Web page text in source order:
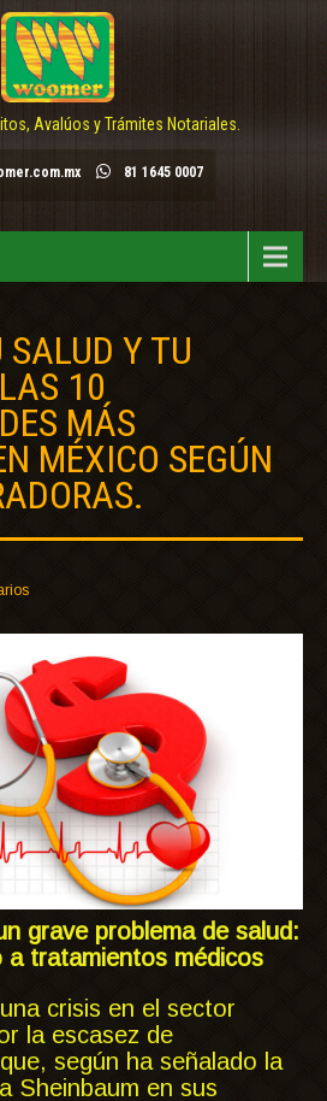
Avalúos y Trámites Notariales.
81 1645 0007
SALUD Y TU
10
MÁS
MÉXICO SEGÚN
grave problema de salud:
a tratamientos médicos
crisis en el sector
la escasez de
según ha señalado la
Sheinbaum en sus